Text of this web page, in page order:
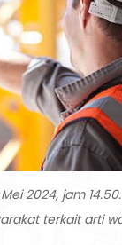
2024, jam
terkait arti